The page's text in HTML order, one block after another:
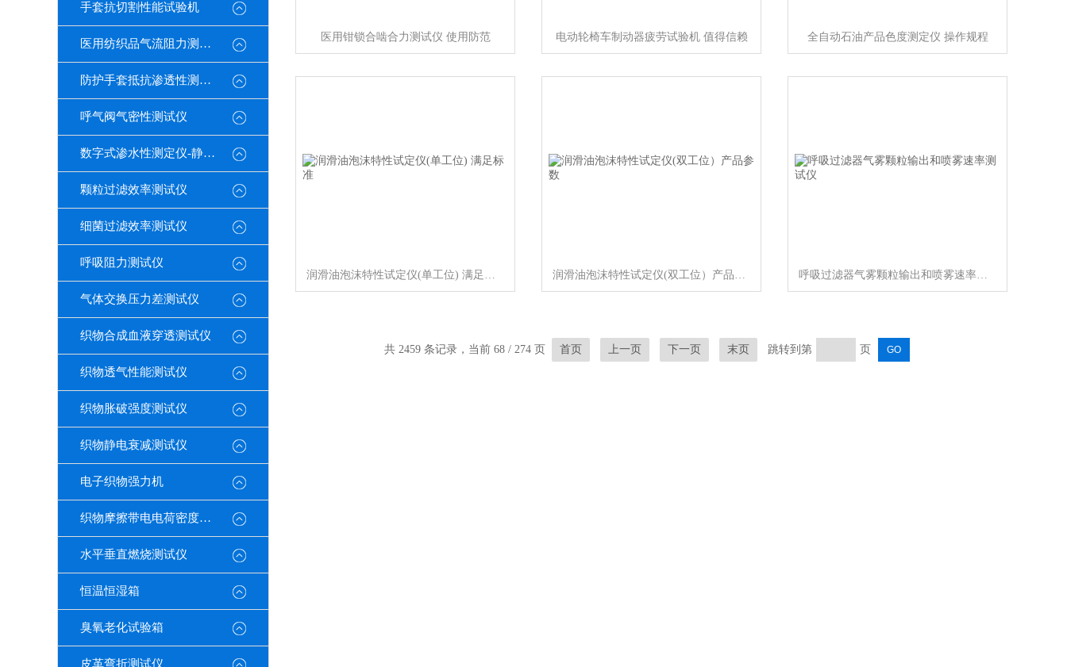
手套抗切割性能试验机
医用纺织品气流阻力测试仪
防护手套抵抗渗透性测定仪
呼气阀气密性测试仪
数字式渗水性测定仪-静水压
颗粒过滤效率测试仪
细菌过滤效率测试仪
呼吸阻力测试仪
气体交换压力差测试仪
织物合成血液穿透测试仪
织物透气性能测试仪
织物胀破强度测试仪
织物静电衰减测试仪
电子织物强力机
织物摩擦带电电荷密度测试仪
水平垂直燃烧测试仪
恒温恒湿箱
臭氧老化试验箱
皮革弯折测试仪
医用钳锁合啮合力测试仪 使用防范 电动轮椅车制动器疲劳试验机 值得信赖 全自动石油产品色度测定仪 操作规程
润滑油泡沫特性试定仪(单工位) 满足标准 润滑油泡沫特性试定仪(双工位）产品参数 呼吸过滤器气雾颗粒输出和喷雾速率测试仪
共 2459 条记录，当前 68 / 274 页 首页 上一页 下一页 末页 跳转到第 页